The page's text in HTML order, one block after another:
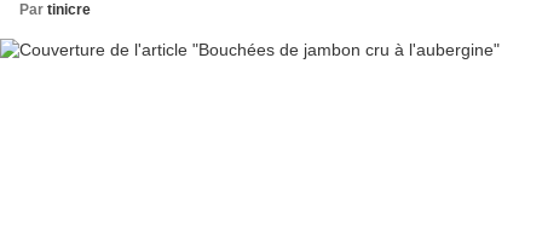
Par tinicre